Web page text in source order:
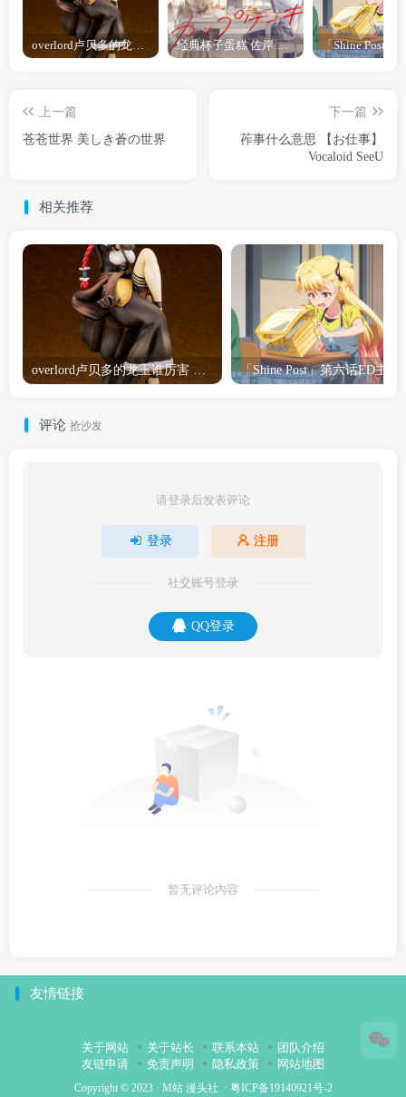
经典杯子蛋糕 佐岸 漫画「经典杯子蛋糕」宣布真人日剧化
上一篇
苍苍世界 美しき蒼の世界
下一篇
莋事什么意思 【お仕事】
Vocaloid SeeU
相关推荐
评论 抢沙发
请登录后发表评论
登录 注册
社交账号登录
QQ登录
暂无评论内容
友情链接
关于网站 关于站长 联系本站
团队介绍
友链申请
免责声明 隐私政策 网站地图
Copyright © 2023 · M站 漫头社 · 粤ICP备19140921号-2